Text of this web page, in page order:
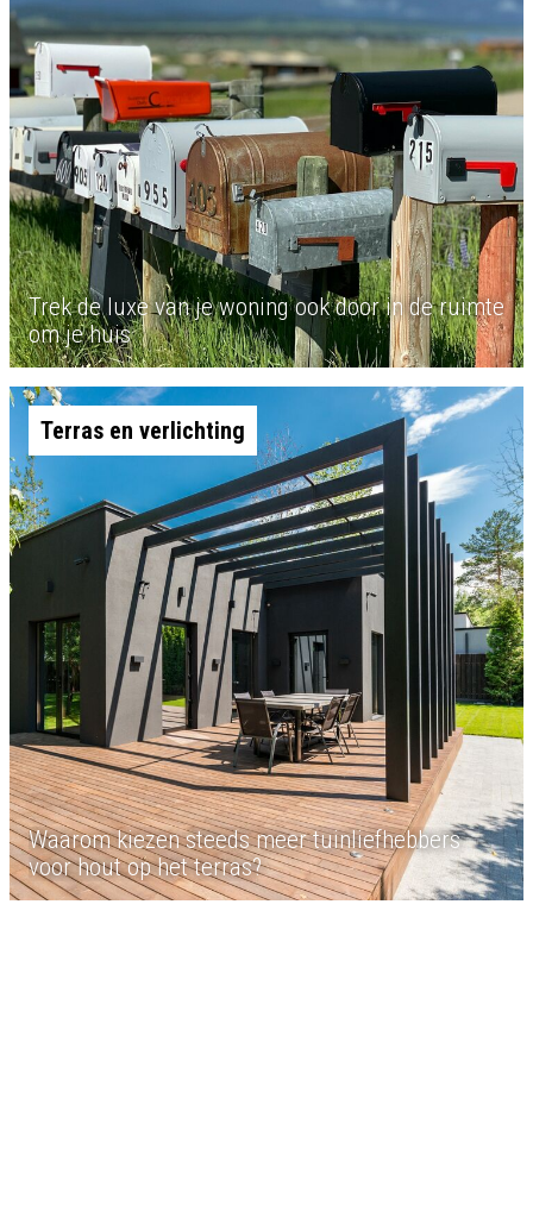
Trek de luxe van je woning ook door in de ruimte
om je huis
Terras en verlichting
Waarom kiezen steeds meer tuinliefhebbers
voor hout op het terras?